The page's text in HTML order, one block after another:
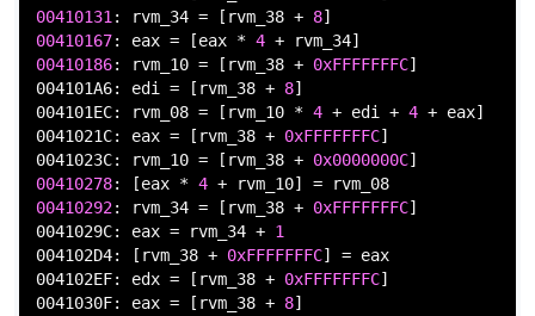
00410131: rvm_34 = [rvm_38 + 8
00410167: eax = [eax * 4
00410186: rvm_10 = [rvm_38 + 0xFFFFFFFC]
004101A6: edi = [rvm_38 + 8]
004101EC: rvm_08 = [rvm_10 * 4 + edi + 4 + eax]
0041021C: eax = [rvm_38 + 0xFFFFFFFC]
0041023C: rvm_10 = [rvm_38 + 0x0000000C
00410278: [eax * 4
00410292: rvm_34 = [rvm_38 + 0xFFFFFFFC]
0041029C: eax = rvm_34 + 1
004102D4: [rvm_38 + 0xFFFFFFFC] = eax
004102EF: edx = [rvm_38 + 0xFFFFFFFC]
0041030F: eax = [rvm_38 + 8]